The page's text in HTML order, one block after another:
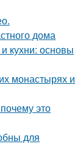
дома
кухни: основы
монастырях и
это
для